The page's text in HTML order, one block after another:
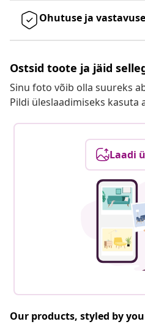
Ohutuse ja
Ostsid toote ja jäid
Sinu foto võib olla suureks
Pildi üleslaadimiseks kasuta
Laadi
Our products, styled by